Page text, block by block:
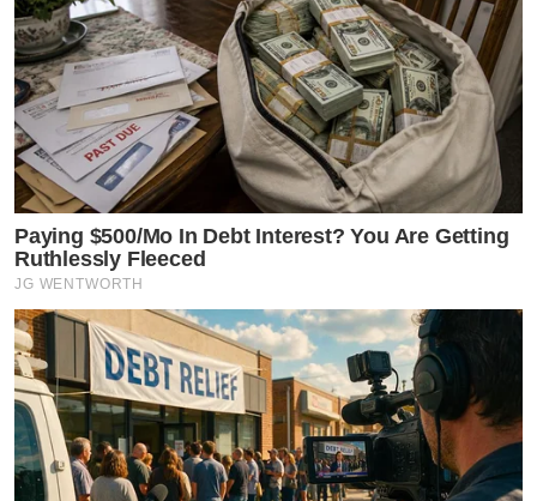
Paying $500/Mo In Debt Interest? You Are Getting
Ruthlessly Fleeced
JG WENTWORTH